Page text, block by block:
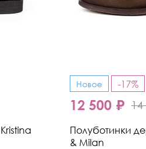
Новое -17%
12 500 ₽ 14
Полуботинки
& Milan